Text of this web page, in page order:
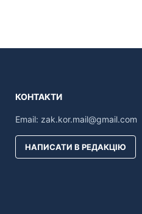
КОНТАКТИ
Email: zak.kor.mail@gmail.com
НАПИСАТИ В РЕДАКЦІЮ